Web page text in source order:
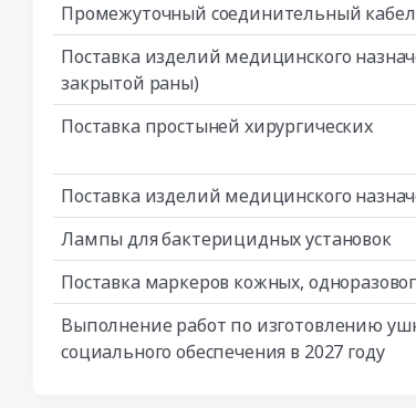
Промежуточный соединительный
Поставка изделий медицинского
закрытой раны)
Поставка простыней хирургических
Поставка изделий медицинского
Лампы для бактерицидных установок
Поставка маркеров кожных,
Выполнение работ по изготовлению
социального обеспечения в 2027 году